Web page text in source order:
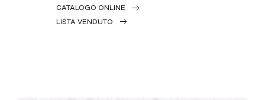
CATALOGO ONLINE
LISTA VENDUTO